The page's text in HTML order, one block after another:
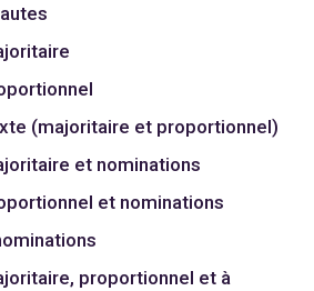
(majoritaire et proportionnel)
et nominations
et nominations
proportionnel et à